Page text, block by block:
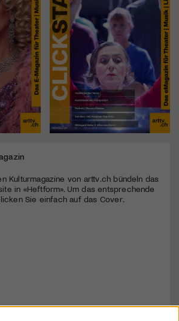
Kulturmagazine von arttv.ch bündeln das
in «Heftform». Um das entsprechende
Sie einfach auf das Cover.